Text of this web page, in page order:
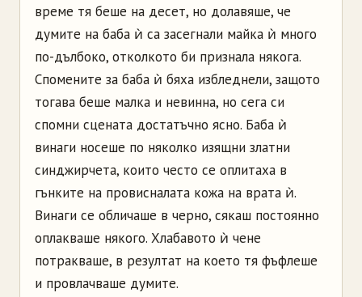
време тя беше на десет, но долавяше, че
думите на баба ѝ са засегнали майка ѝ много
по-дълбоко, отколкото би признала някога.
Спомените за баба ѝ бяха избледнели, защото
тогава беше малка и невинна, но сега си
спомни сцената достатъчно ясно. Баба ѝ
винаги носеше по няколко изящни златни
синджирчета, които често се оплитаха в
гънките на провисналата кожа на врата ѝ.
Винаги се обличаше в черно, сякаш постоянно
оплакваше някого. Хлабавото ѝ чене
потракваше, в резултат на което тя фъфлеше
и провлачваше думите.